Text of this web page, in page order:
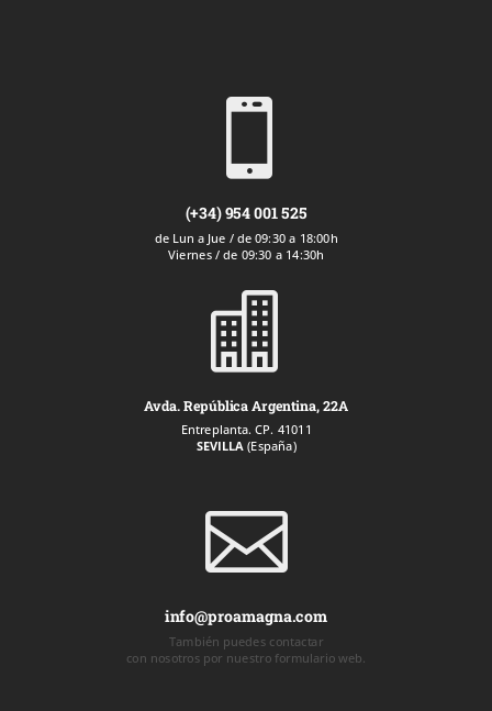

(+34) 954 001 525
de Lun a Jue / de 09:30 a 18:00h
Viernes / de 09:30 a 14:30h

Avda. República Argentina, 22A
Entreplanta. CP. 41011
SEVILLA (España)

info@proamagna.com
También puedes contactar
con nosotros por nuestro formulario web.